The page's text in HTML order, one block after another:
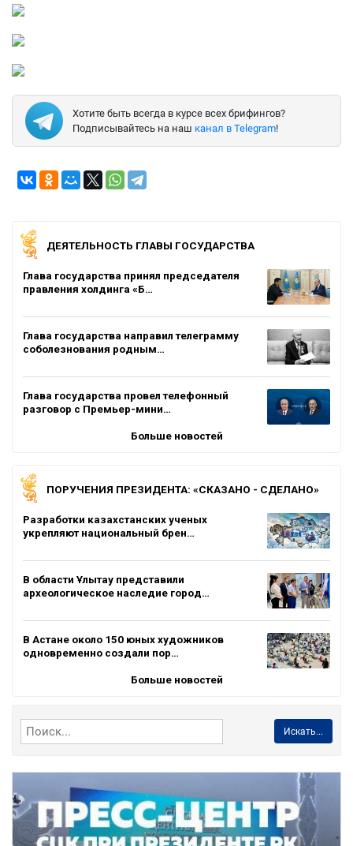
Хотите быть всегда в курсе всех брифингов?
Подписывайтесь на наш канал в Telegram!
ДЕЯТЕЛЬНОСТЬ ГЛАВЫ ГОСУДАРСТВА
Глава государства принял председателя
правления холдинга «Б…
Глава государства направил телеграмму
соболезнования родным…
Глава государства провел телефонный
разговор с Премьер-мини…
Больше новостей
ПОРУЧЕНИЯ ПРЕЗИДЕНТА: «СКАЗАНО - СДЕЛАНО»
Разработки казахстанских ученых
укрепляют национальный брен…
В области Ұлытау представили
археологическое наследие город…
В Астане около 150 юных художников
одновременно создали пор…
Больше новостей
Искать...